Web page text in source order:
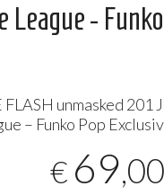
League -
FLASH unmasked 201
– Funko Pop
€ 69,00
THE